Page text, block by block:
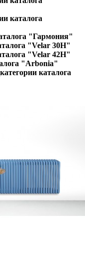
каталога
"Гармония"
"Velar 30H"
"Velar 42H"
"Arbonia"
каталога